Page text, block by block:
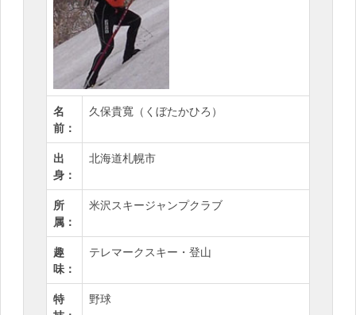
名
前：
久保貴寬 （くぼたかひろ）
出
身：
北海道札幌市
所
属：
米沢スキージャンプクラブ
趣
味：
テレマークスキー・登山
特
野球